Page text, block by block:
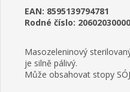
EAN: 8595139794781
Rodné číslo:
Masozeleninový
je silně pálivý.
Může obsahovat stopy